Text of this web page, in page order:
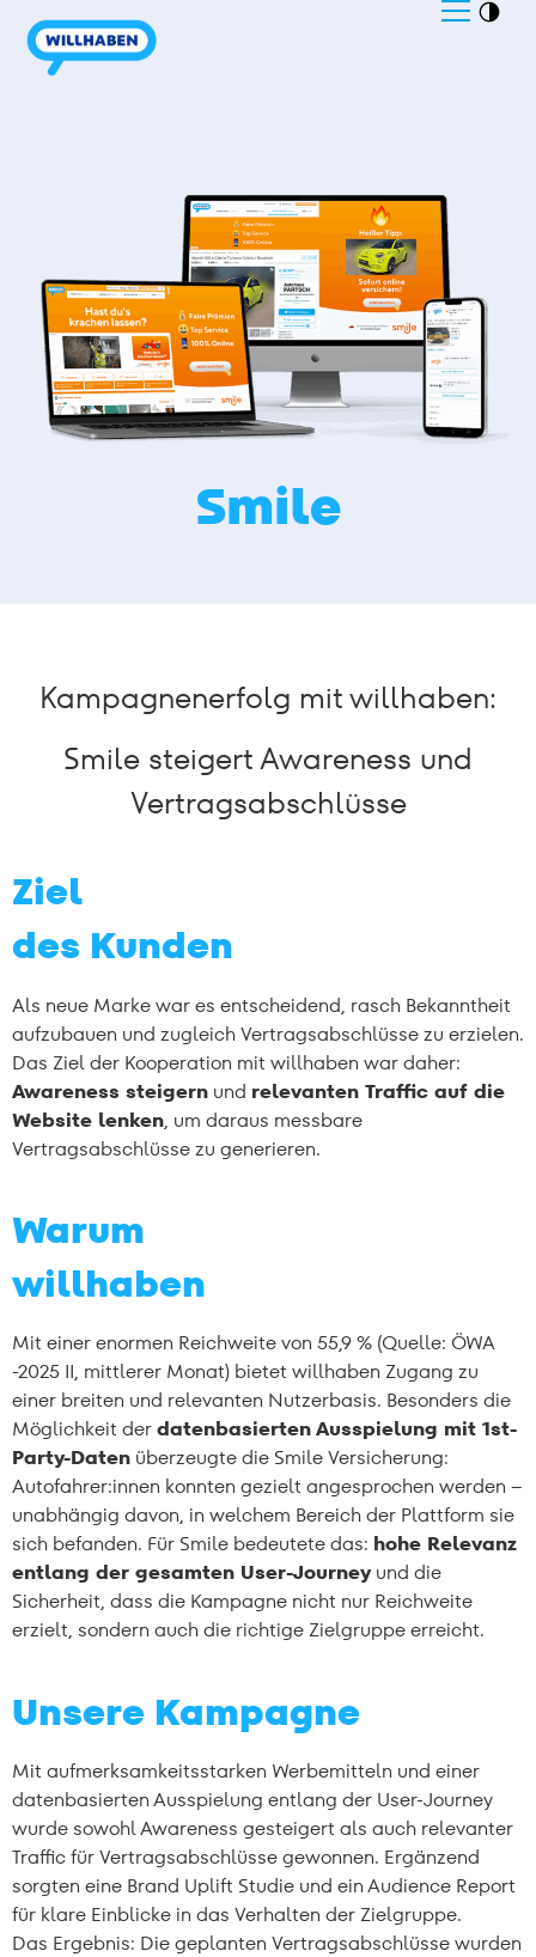
Smile
Kampagnenerfolg mit willhaben:
Smile steigert Awareness und
Vertragsabschlüsse
Ziel
des Kunden
Als neue Marke war es entscheidend, rasch Bekanntheit
aufzubauen und zugleich Vertragsabschlüsse zu erzielen.
Das Ziel der Kooperation mit willhaben war daher:
Awareness steigern und relevanten Traffic auf die
Website lenken, um daraus messbare
Vertragsabschlüsse zu generieren.
Warum
willhaben
Mit einer enormen Reichweite von 55,9 % (Quelle: ÖWA
-2025 II, mittlerer Monat) bietet willhaben Zugang zu
einer breiten und relevanten Nutzerbasis. Besonders die
Möglichkeit derdatenbasierten Ausspielung mit 1st-
Party-Daten überzeugte die Smile Versicherung:
Autofahrer:innen konnten gezielt angesprochen werden –
unabhängig davon, in welchem Bereich der Plattform sie
sich befanden. Für Smile bedeutete das: hohe Relevanz
entlang der gesamten User-Journeyund die
Sicherheit, dass die Kampagne nicht nur Reichweite
erzielt, sondern auch die richtige Zielgruppe erreicht.
Unsere Kampagne
Mit aufmerksamkeitsstarken Werbemitteln und einer
datenbasierten Ausspielung entlang der User-Journey
wurde sowohl Awareness gesteigert als auch relevanter
Traffic für Vertragsabschlüsse gewonnen. Ergänzend
sorgten eine Brand Uplift Studie und ein Audience Report
für klare Einblicke in das Verhalten der Zielgruppe.
Das Ergebnis: Die geplanten Vertragsabschlüsse wurden